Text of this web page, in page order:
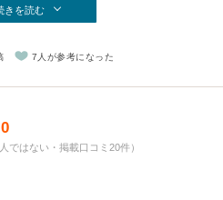
きを読む
7人が参考になった
ではない・掲載口コミ20件）